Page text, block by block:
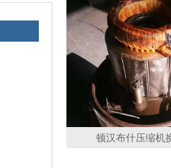
顿汉布什压缩机